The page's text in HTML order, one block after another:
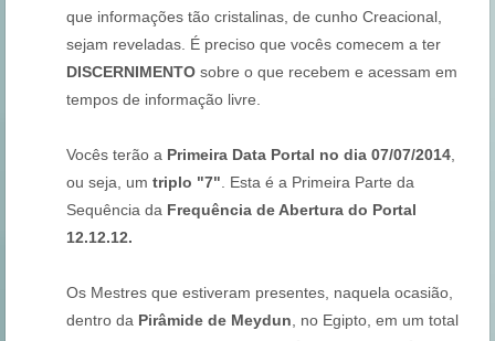
que informações tão cristalinas, de cunho Creacional,
sejam reveladas. É preciso que vocês comecem a ter
DISCERNIMENTO sobre o que recebem e acessam em
tempos de informação livre.
Vocês terão a Primeira Data Portal no dia 07/07/2014
ou seja, um triplo "7" . Esta é a Primeira Parte da
Sequência da Frequência de Abertura do Portal
12.12.12.
Os Mestres que estiveram presentes, naquela ocasião,
dentro da Pirâmide de Meydun , no Egipto, em um total